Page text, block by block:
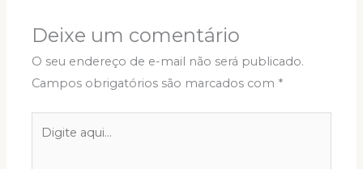
Deixe um comentário
O seu endereço de e-mail não será publicado.
Campos obrigatórios são marcados com *
aqui...